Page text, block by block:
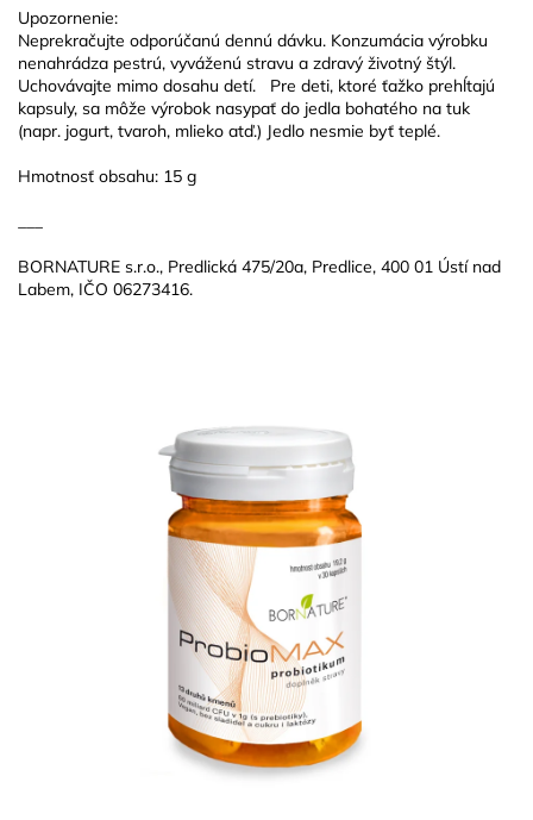
Upozornenie:
Neprekračujte odporúčanú dennú dávku. Konzumácia výrobku
nenahrádza pestrú, vyváženú stravu a zdravý životný štýl.
Uchovávajte mimo dosahu detí. Pre deti, ktoré ťažko prehĺtajú
kapsuly, sa môže výrobok nasypať do jedla bohatého na tuk
(napr. jogurt, tvaroh, mlieko atď.) Jedlo nesmie byť teplé.
Hmotnosť obsahu: 15 g
BORNATURE s.r.o., Predlická 475/20a, Predlice, 400 01 Ústí nad
Labem, IČO 06273416.